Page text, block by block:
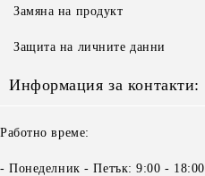
Замяна на продукт
Защита на личните данни
Информация за контакти:
Работно време:
- Понеделник - Петък: 9:00 - 18:00